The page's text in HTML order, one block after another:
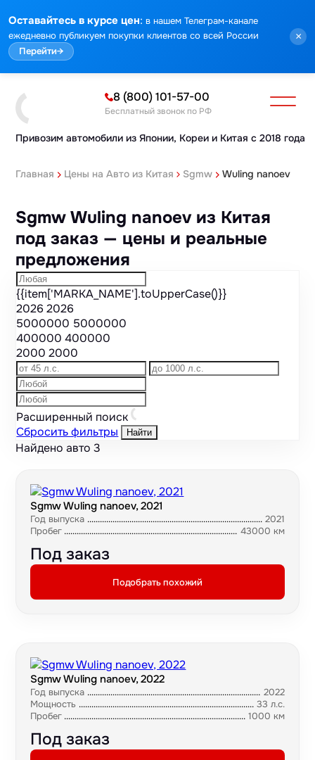
Оставайтесь в курсе цен: в нашем Телеграм-канале
ежедневно публикуем покупки клиентов со всей России
Перейти→
×
Привозим автомобили из Японии, Кореи и Китая с 2018 года
8 (800) 101-57-00
Бесплатный звонок по РФ
Главная Цены на Авто из Китая Sgmw Wuling nanoev
Sgmw Wuling nanoev из Китая
под заказ — цены и реальные
предложения
{{item['MARKA_NAME'].toUpperCase()}}
20262026
5000000 5000000
400000400000
20002000
Расширенный поиск
Сбросить фильтры
Найти
Найдено авто3
Sgmw Wuling nanoev, 2021
Год выпуска
2021
Пробег
43000 км
Под заказ
Подобрать похожий
Sgmw Wuling nanoev, 2022
Год выпуска
2022
Мощность
33 л.с.
Пробег
1000 км
Под заказ